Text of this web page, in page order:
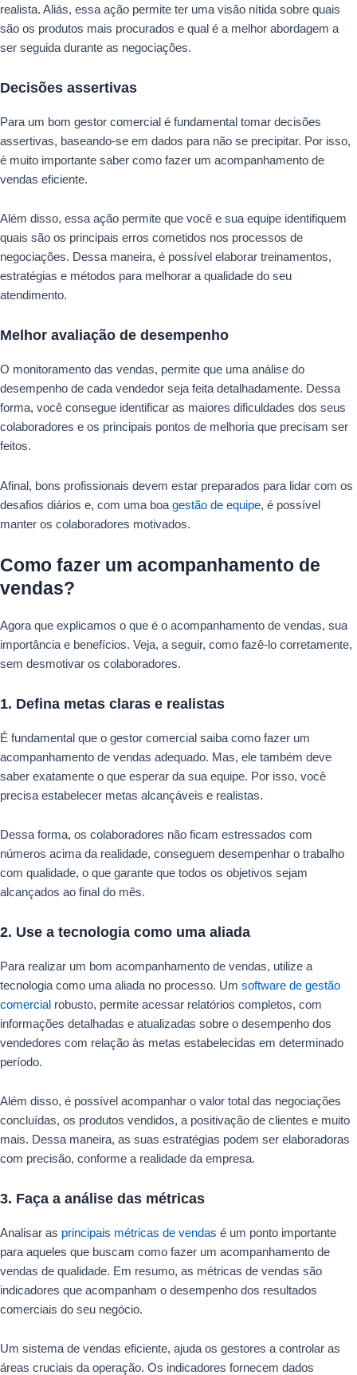
realista. Aliás, essa ação permite ter uma visão nítida sobre quais
são os produtos mais procurados e qual é a melhor abordagem a
ser seguida durante as negociações.
Decisões assertivas
Para um bom gestor comercial é fundamental tomar decisões
assertivas, baseando-se em dados para não se precipitar. Por isso,
é muito importante saber como fazer um acompanhamento de
vendas eficiente.
Além disso, essa ação permite que você e sua equipe identifiquem
quais são os principais erros cometidos nos processos de
negociações. Dessa maneira, é possível elaborar treinamentos,
estratégias e métodos para melhorar a qualidade do seu
atendimento.
Melhor avaliação de desempenho
O monitoramento das vendas, permite que uma análise do
desempenho de cada vendedor seja feita detalhadamente. Dessa
forma, você consegue identificar as maiores dificuldades dos seus
colaboradores e os principais pontos de melhoria que precisam ser
feitos.
Afinal, bons profissionais devem estar preparados para lidar com os
desafios diários e, com uma boa gestão de equipe, é possível
manter os colaboradores motivados.
Como fazer um acompanhamento de
vendas?
Agora que explicamos o que é o acompanhamento de vendas, sua
importância e benefícios. Veja, a seguir, como fazê-lo corretamente,
sem desmotivar os colaboradores.
1. Defina metas claras e realistas
É fundamental que o gestor comercial saiba como fazer um
acompanhamento de vendas adequado. Mas, ele também deve
saber exatamente o que esperar da sua equipe. Por isso, você
precisa estabelecer metas alcançáveis e realistas.
Dessa forma, os colaboradores não ficam estressados com
números acima da realidade, conseguem desempenhar o trabalho
com qualidade, o que garante que todos os objetivos sejam
alcançados ao final do mês.
2. Use a tecnologia como uma aliada
Para realizar um bom acompanhamento de vendas, utilize a
tecnologia como uma aliada no processo. Um software de gestão
comercial robusto, permite acessar relatórios completos, com
informações detalhadas e atualizadas sobre o desempenho dos
vendedores com relação às metas estabelecidas em determinado
período.
Além disso, é possível acompanhar o valor total das negociações
concluídas, os produtos vendidos, a positivação de clientes e muito
mais. Dessa maneira, as suas estratégias podem ser elaboradoras
com precisão, conforme a realidade da empresa.
3. Faça a análise das métricas
Analisar as principais métricas de vendas é um ponto importante
para aqueles que buscam como fazer um acompanhamento de
vendas de qualidade. Em resumo, as métricas de vendas são
indicadores que acompanham o desempenho dos resultados
comerciais do seu negócio.
Um sistema de vendas eficiente, ajuda os gestores a controlar as
áreas cruciais da operação. Os indicadores fornecem dados